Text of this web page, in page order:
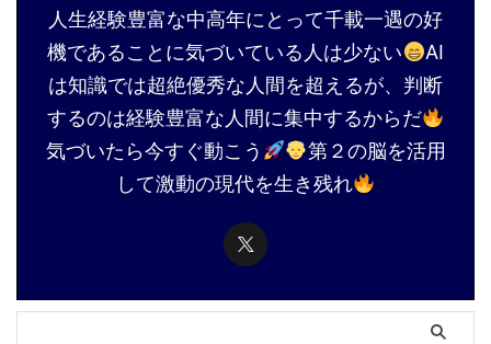
人生経験豊富な中高年にとって千載一遇の好
機であることに気づいている人は少ない
AI
は知識では超絶優秀な人間を超えるが、判断
するのは経験豊富な人間に集中するからだ
気づいたら今すぐ動こう
第２の脳を活用
して激動の現代を生き残れ